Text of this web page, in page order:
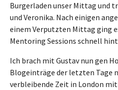
Burgerladen unser Mittag und
und Veronika. Nach einigen
einem Verputzten Mittag ging
Mentoring Sessions schnell
Ich brach mit Gustav nun gen
Blogeinträge der letzten Tage
verbleibende Zeit in London